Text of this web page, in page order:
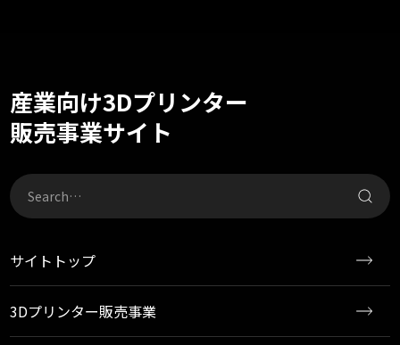
産業向け3Dプリンター
販売事業サイト
サイトトップ
3Dプリンター販売事業